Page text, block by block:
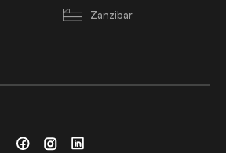
Zanzibar
FacebookInstagramLinkedin